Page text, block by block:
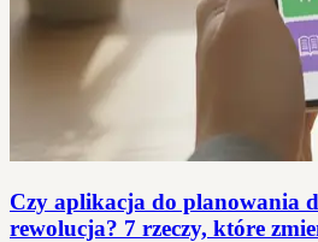
Czy aplikacja do planowania
rewolucja? 7 rzeczy, które